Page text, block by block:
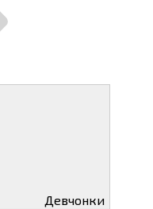
Девчонки